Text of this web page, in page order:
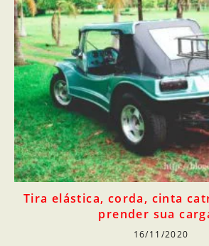
Tira elástica, corda, cinta
prender sua
16/11/2020